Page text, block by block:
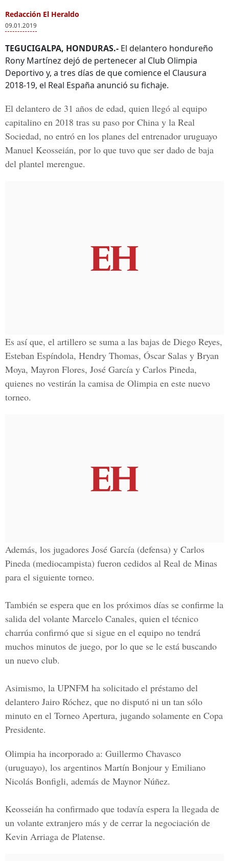
Redacción El Heraldo
09.01.2019
TEGUCIGALPA, HONDURAS.- El delantero hondureño
Rony Martínez dejó de pertenecer al Club Olimpia
Deportivo y, a tres días de que comience el Clausura
2018-19, el Real España anunció su fichaje.
El delantero de 31 años de edad, quien llegó al equipo
capitalino en 2018 tras su paso por China y la Real
Sociedad, no entró en los planes del entrenador uruguayo
Manuel Keosseián, por lo que tuvo que ser dado de baja
del plantel merengue.
Es así que, el artillero se suma a las bajas de Diego Reyes,
Esteban Espíndola, Hendry Thomas, Óscar Salas y Bryan
Moya, Mayron Flores, José García y Carlos Pineda,
quienes no vestirán la camisa de Olimpia en este nuevo
torneo.
Además, los jugadores José García (defensa) y Carlos
Pineda (mediocampista) fueron cedidos al Real de Minas
para el siguiente torneo.
También se espera que en los próximos días se confirme la
salida del volante Marcelo Canales, quien el técnico
charrúa confirmó que si sigue en el equipo no tendrá
muchos minutos de juego, por lo que se le está buscando
un nuevo club.
Asimismo, la UPNFM ha solicitado el préstamo del
delantero Jairo Róchez, que no disputó ni un tan sólo
minuto en el Torneo Apertura, jugando solamente en Copa
Presidente.
Olimpia ha incorporado a: Guillermo Chavasco
(uruguayo), los argentinos Martín Bonjour y Emiliano
Nicolás Bonfigli, además de Maynor Núñez.
Keosseián ha confirmado que todavía espera la llegada de
un volante extranjero más y de cerrar la negociación de
Kevin Arriaga de Platense.